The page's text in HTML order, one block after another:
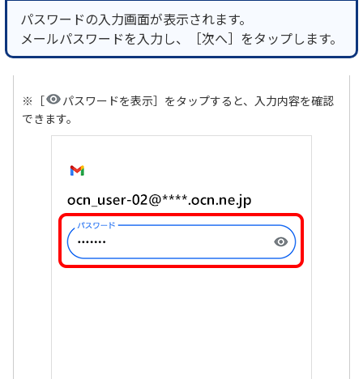
パスワードの入力画面が表示されます。
メールパスワードを入力し、［次へ］をタップします。
※［
パスワードを表示］をタップすると、入力内容を確認
できます。